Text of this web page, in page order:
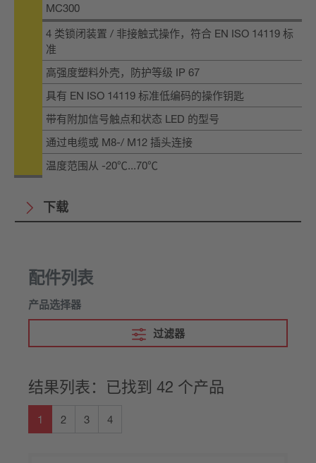
MC300
4 类锁闭装置 / 非接触式操作，符合 EN ISO 14119 标
准
高强度塑料外壳，防护等级 IP 67
具有 EN ISO 14119 标准低编码的操作钥匙
带有附加信号触点和状态 LED 的型号
通过电缆或 M8-/ M12 插头连接
温度范围从 -20℃...70℃
下载
配件列表
产品选择器
过滤器
结果列表：已找到 42 个产品
1 2 3 4